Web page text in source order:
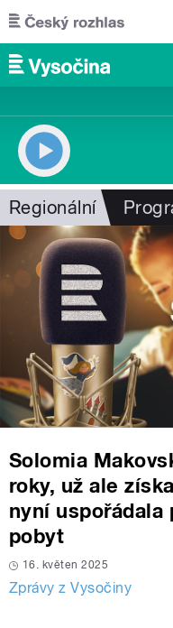
Přejít k hlavnímu obsahu
Regionální
Solomia
roky, už ale
nyní uspořádala
pobyt
16. květen 2025
Zprávy z Vysočiny